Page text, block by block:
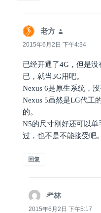
老方
道：
2015年6月2日 下午4:34
已经开通了4G，但是
已，就当3G用吧。
Nexus 6是原生系统，
Nexus 5虽然是LG代工
的。
N5的尺寸刚好还可以
过，也不是不能接受吧。
回复
耂林说
道：
2015年6月2日 下午5:17